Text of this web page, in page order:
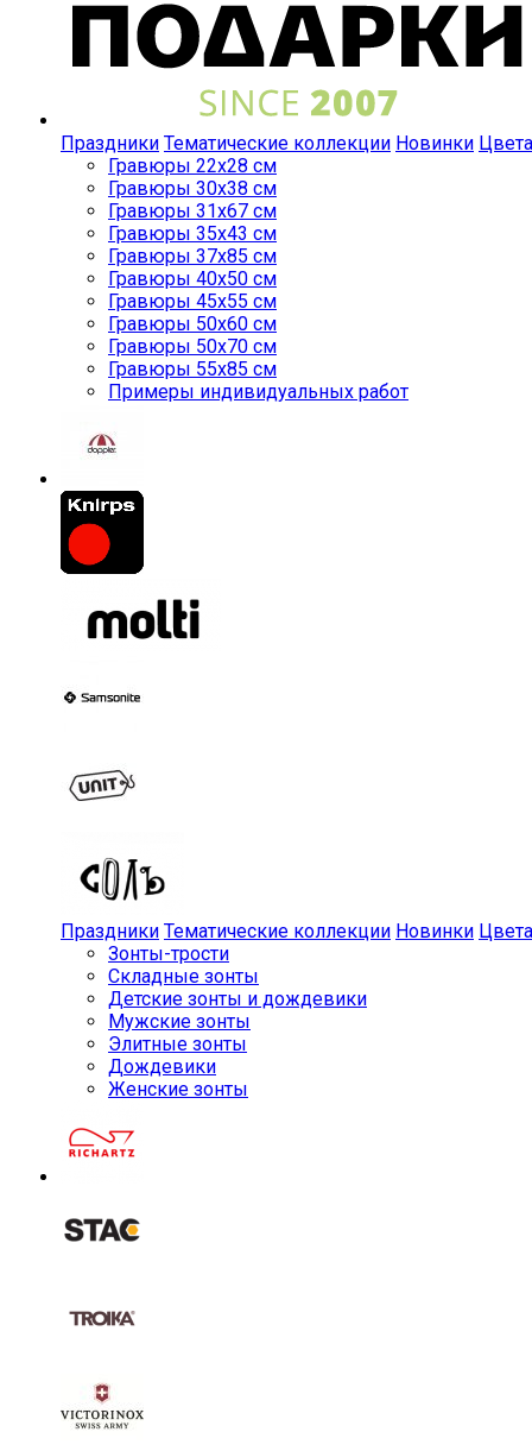
Праздники Тематические коллекции Новинки Цвета
Гравюры 22x28 см
Гравюры 30x38 см
Гравюры 31x67 см
Гравюры 35x43 см
Гравюры 37x85 см
Гравюры 40x50 см
Гравюры 45x55 см
Гравюры 50x60 см
Гравюры 50x70 см
Гравюры 55x85 см
Примеры индивидуальных работ
Праздники Тематические коллекции Новинки Цвета
Зонты-трости
Складные зонты
Детские зонты и дождевики
Мужские зонты
Элитные зонты
Дождевики
Женские зонты